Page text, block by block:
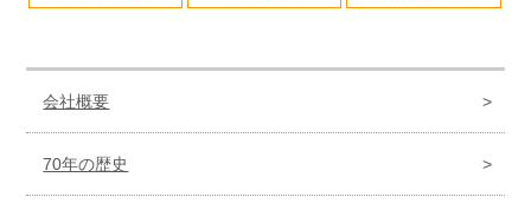
会社概要
70年の歴史